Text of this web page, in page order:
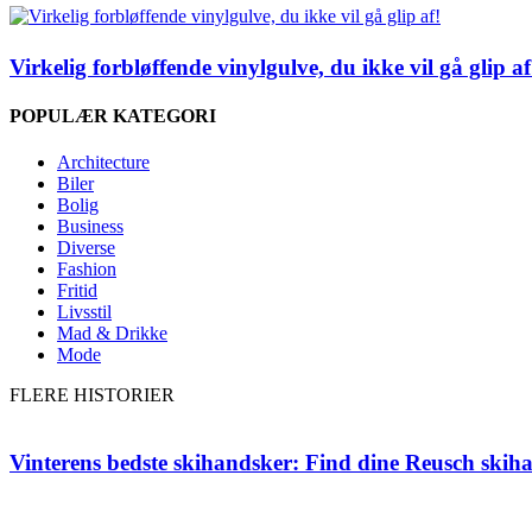
Virkelig forbløffende vinylgulve, du ikke vil gå glip
POPULÆR KATEGORI
Architecture
Biler
Bolig
Business
Diverse
Fashion
Fritid
Livsstil
Mad & Drikke
Mode
FLERE HISTORIER
Vinterens bedste skihandsker: Find dine Reusch